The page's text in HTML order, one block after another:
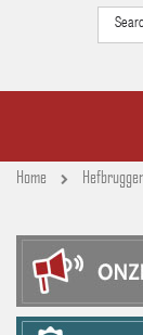
Home